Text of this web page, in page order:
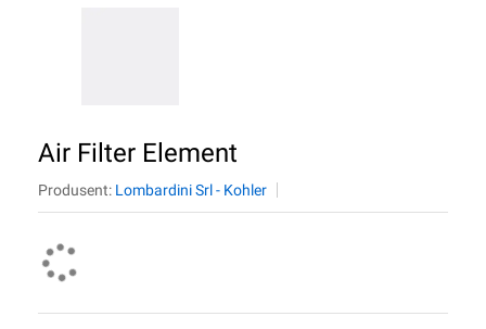
Air Filter Element
Produsent: Lombardini Srl - Kohler